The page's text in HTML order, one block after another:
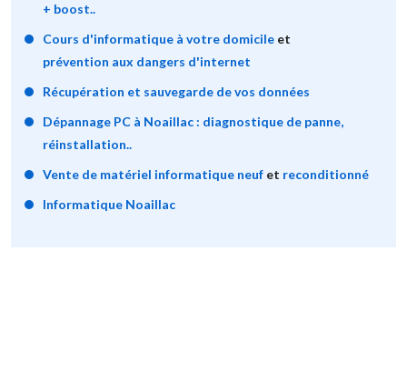
+ boost..
Cours d'informatique à votre domicile et
prévention aux dangers d'internet
Récupération et sauvegarde de vos données
Dépannage PC à Noaillac : diagnostique de panne,
réinstallation..
Vente de matériel informatique neuf et reconditionné
Informatique Noaillac